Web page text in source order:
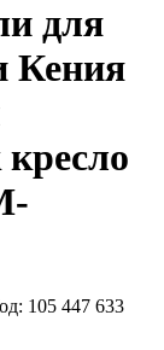
для
Кения
105 447 633